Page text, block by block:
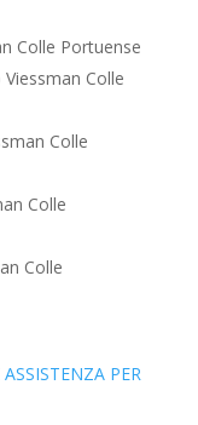
Colle Portuense
Colle
Colle
Colle
Colle
PER